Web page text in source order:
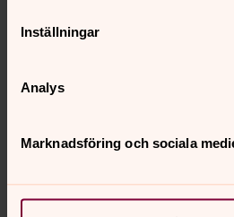
Inställningar
Analys
Marknadsföring och sociala
Lundby äng
Sköllersta prästäng
Stommens ekäng